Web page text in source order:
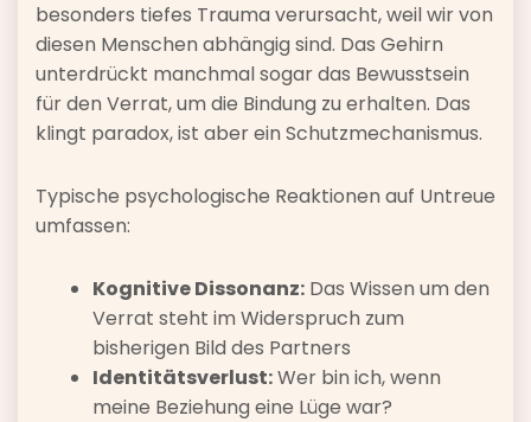
besonders tiefes Trauma verursacht, weil wir von
diesen Menschen abhängig sind. Das Gehirn
unterdrückt manchmal sogar das Bewusstsein
für den Verrat, um die Bindung zu erhalten. Das
klingt paradox, ist aber ein Schutzmechanismus.
Typische psychologische Reaktionen auf Untreue
umfassen:
Kognitive Dissonanz: Das Wissen um den
Verrat steht im Widerspruch zum
bisherigen Bild des Partners
Identitätsverlust:Wer bin ich, wenn
meine Beziehung eine Lüge war?